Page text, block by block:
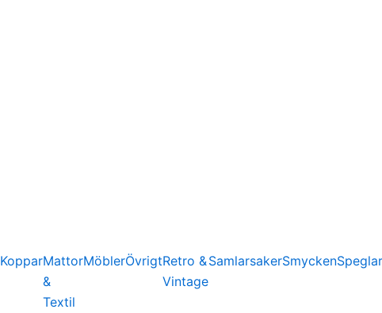
KopparMattor
&
Textil
MöblerÖvrigtRetro &
Vintage
SamlarsakerSmyckenSpeglar